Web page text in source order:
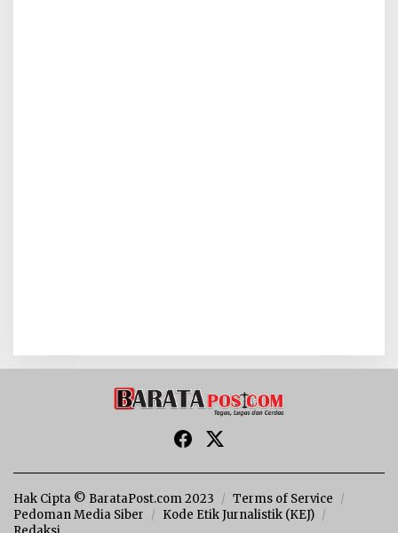
Hak Cipta © BarataPost.com 2023
Terms of Service
Pedoman Media Siber
Kode Etik Jurnalistik (KEJ)